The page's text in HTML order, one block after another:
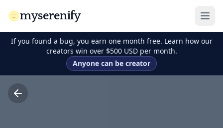
myserenify
If you found a bug, you earn one month free. Learn how our
creators win over $500 USD per month.
Anyone can be creator